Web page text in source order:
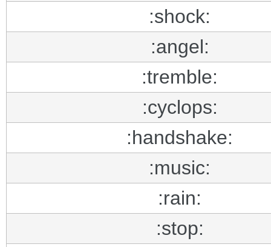
:shock:
:angel:
:tremble:
:cyclops:
:handshake:
:music:
:rain:
:stop: